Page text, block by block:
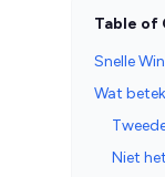
Table of
Snelle
Wat
Niet